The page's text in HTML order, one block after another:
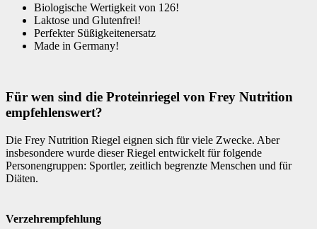
Biologische Wertigkeit von 126!
Laktose und Glutenfrei!
Perfekter Süßigkeitenersatz
Made in Germany!
Für wen sind die Proteinriegel von Frey Nutrition
empfehlenswert?
Die Frey Nutrition Riegel eignen sich für viele Zwecke. Aber
insbesondere wurde dieser Riegel entwickelt für folgende
Personengruppen: Sportler, zeitlich begrenzte Menschen und für
Diäten.
Verzehrempfehlung